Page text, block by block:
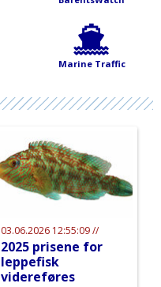
Marine Traffic
03.06.2026 12:55:09 //
2025 prisene for
leppefisk
videreføres